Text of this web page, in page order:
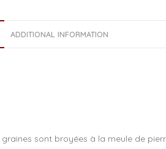
b
ADDITIONAL INFORMATION
sont broyées à la meule de